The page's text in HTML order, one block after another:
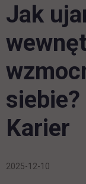
Jak
Karier
2025-12-10